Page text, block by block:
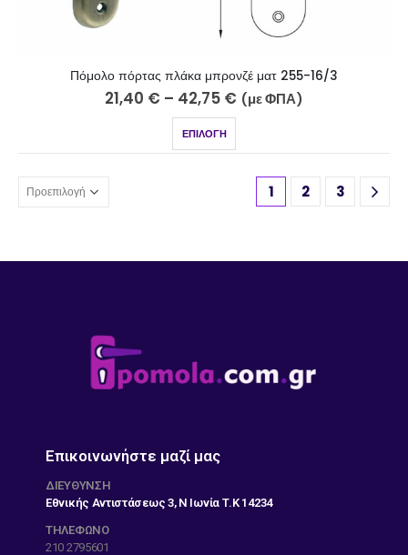
Πόμολο πόρτας πλάκα μπρονζέ ματ 255-16/3
21,40 € – 42,75 € (με ΦΠΑ)
ΕΠΙΛΟΓΉ
1 2 3
Επικοινωνήστε μαζί μας
ΔΙΕΎΘΥΝΣΗ
Εθνικής Αντιστάσεως 3, Ν Ιωνία Τ.Κ 14234
ΤΗΛΕΦΩΝΟ
210 2795601